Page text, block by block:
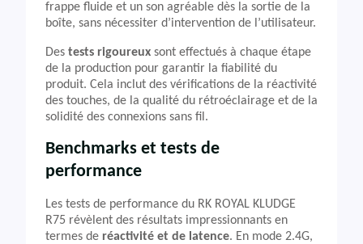
frappe fluide et un son agréable dès la sortie de la
boîte, sans nécessiter d’intervention de l’utilisateur.
Des tests rigoureux sont effectués à chaque étape
de la production pour garantir la fiabilité du
produit. Cela inclut des vérifications de la réactivité
des touches, de la qualité du rétroéclairage et de la
solidité des connexions sans fil.
Benchmarks et tests de
performance
Les tests de performance du RK ROYAL KLUDGE
R75 révèlent des résultats impressionnants en
termes de réactivité et de latence. En mode 2.4G,